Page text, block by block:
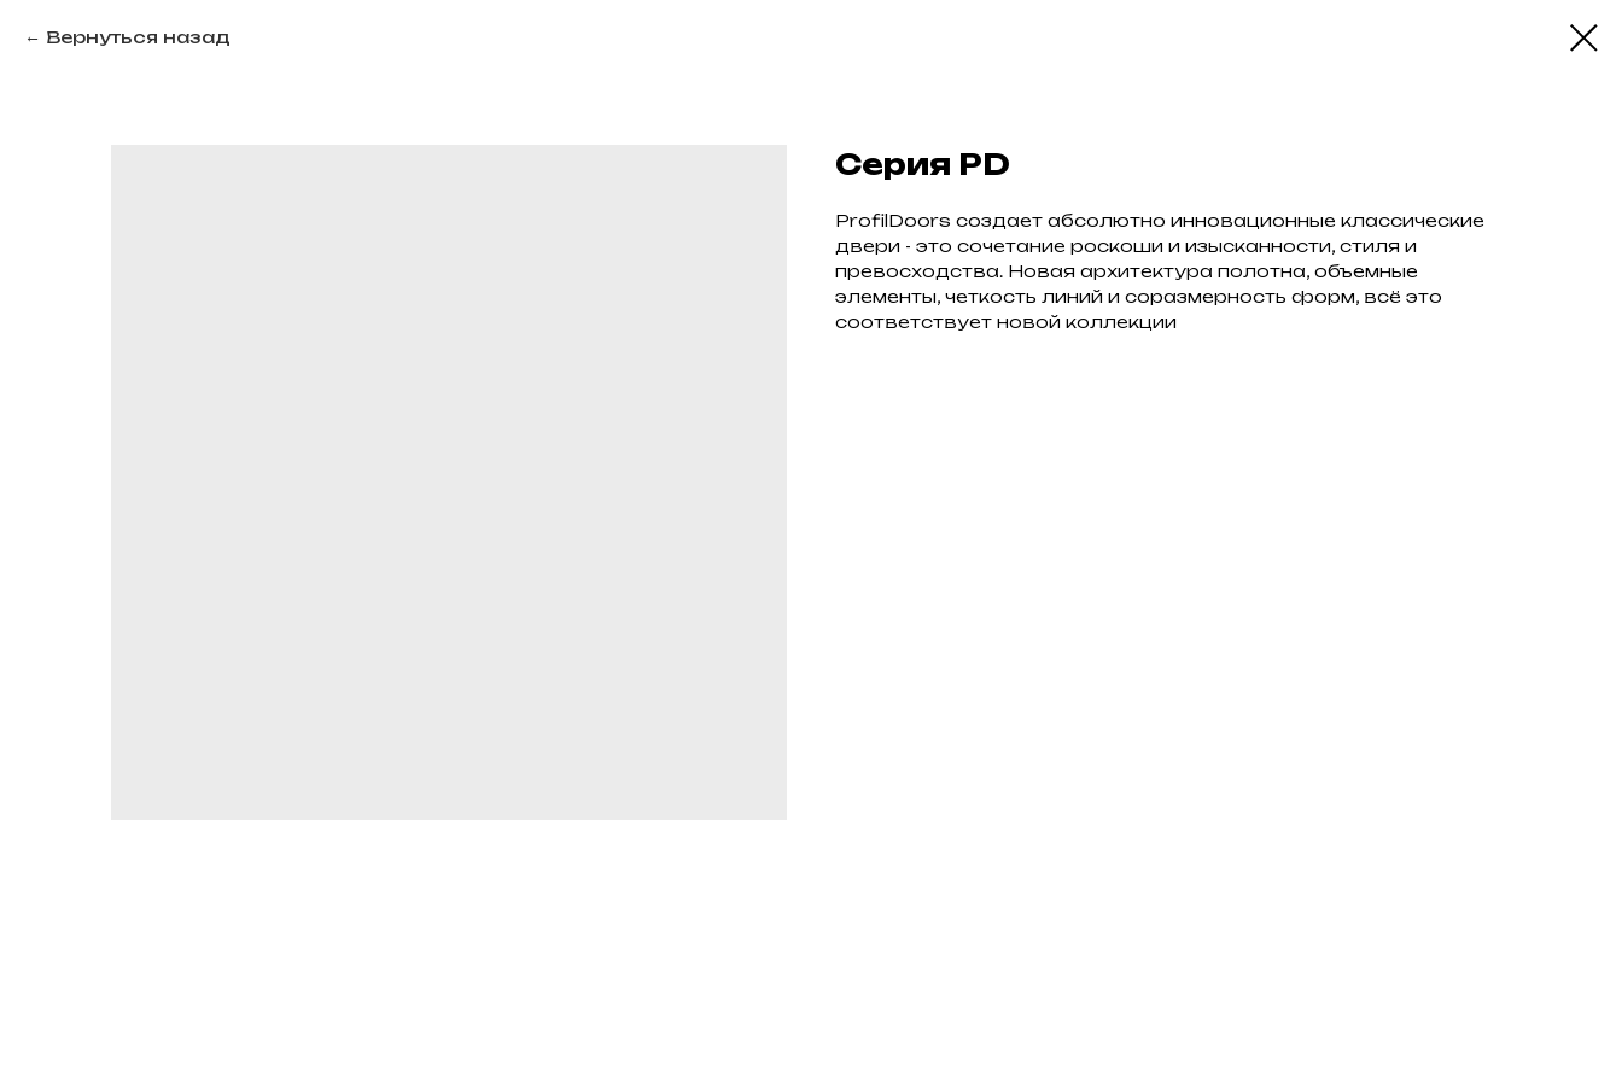
Вернуться назад
Серия PD
ProfilDoors создает абсолютно инновационные классические
двери - это сочетание роскоши и изысканности, стиля и
превосходства. Новая архитектура полотна, объемные
элементы, четкость линий и соразмерность форм, всё это
соответствует новой коллекции